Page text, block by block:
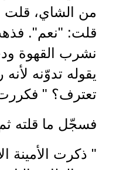
من الشاي، قلت
قلت: "نعم".
نشرب القهوة
يقوله تدوّنه
تعترف؟ "
فسجّل ما قلته
" ذكرت الأمينة